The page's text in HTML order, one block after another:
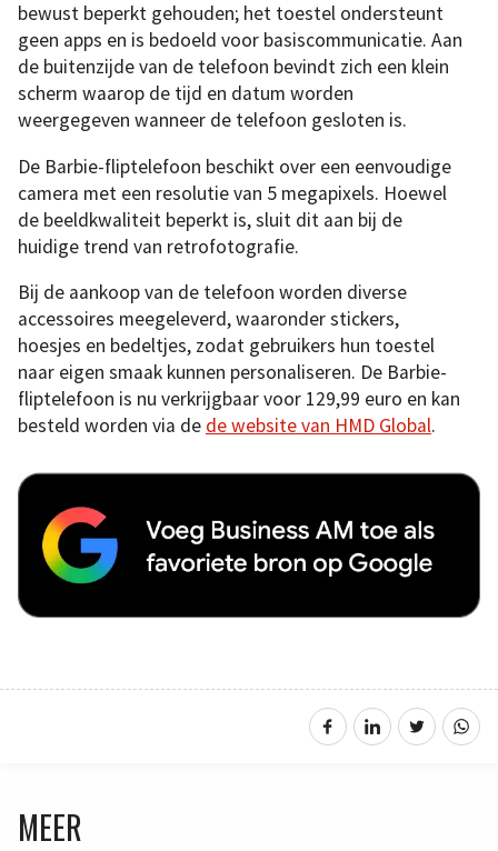
bewust beperkt gehouden; het toestel ondersteunt
geen apps en is bedoeld voor basiscommunicatie. Aan
de buitenzijde van de telefoon bevindt zich een klein
scherm waarop de tijd en datum worden
weergegeven wanneer de telefoon gesloten is.
De Barbie-fliptelefoon beschikt over een eenvoudige
camera met een resolutie van 5 megapixels. Hoewel
de beeldkwaliteit beperkt is, sluit dit aan bij de
huidige trend van retrofotografie.
Bij de aankoop van de telefoon worden diverse
accessoires meegeleverd, waaronder stickers,
hoesjes en bedeltjes, zodat gebruikers hun toestel
naar eigen smaak kunnen personaliseren. De Barbie-
fliptelefoon is nu verkrijgbaar voor 129,99 euro en kan
besteld worden via de de website van HMD Global.
MEER